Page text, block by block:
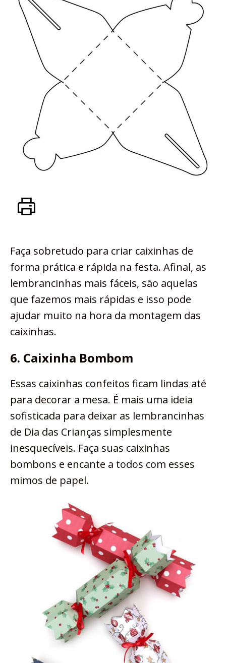
Faça sobretudo para criar caixinhas de
forma prática e rápida na festa. Afinal, as
lembrancinhas mais fáceis, são aquelas
que fazemos mais rápidas e isso pode
ajudar muito na hora da montagem das
caixinhas.
6. Caixinha Bombom
Essas caixinhas confeitos ficam lindas até
para decorar a mesa. É mais uma ideia
sofisticada para deixar as lembrancinhas
de Dia das Crianças simplesmente
inesquecíveis. Faça suas caixinhas
bombons e encante a todos com esses
mimos de papel.